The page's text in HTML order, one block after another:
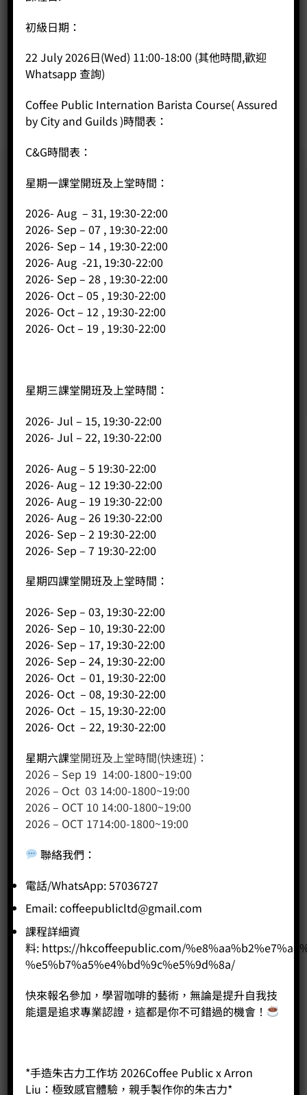
- +
BUY NOW
主頁
關於我們
導師簡介
商店（產品）
聯絡我們
網站地圖
產品分類
咖啡課程
咖啡種類
咖啡機
咖啡器具品牌
WPM咖啡系列
初級日期：
22 July 2026日(Wed) 11:00-18:00 (其他時間,歡迎
Whatsapp 查詢)
Coffee Public Internation Barista Course( Assured
by City and Guilds )時間表：
C&G時間表：
星期一課堂開班及上堂時間：
2026- Aug – 31, 19:30-22:00
2026- Sep – 07 , 19:30-22:00
2026- Sep – 14 , 19:30-22:00
2026- Aug -21, 19:30-22:00
2026- Sep – 28 , 19:30-22:00
2026- Oct – 05 , 19:30-22:00
2026- Oct – 12 , 19:30-22:00
2026- Oct – 19 , 19:30-22:00
星期三課堂開班及上堂時間：
2026- Jul – 15, 19:30-22:00
2026- Jul – 22, 19:30-22:00
2026- Aug – 5 19:30-22:00
2026- Aug – 12 19:30-22:00
2026- Aug – 19 19:30-22:00
2026- Aug – 26 19:30-22:00
2026- Sep – 2 19:30-22:00
2026- Sep – 7 19:30-22:00
星期四課堂開班及上堂時間：
2026- Sep – 03, 19:30-22:00
2026- Sep – 10, 19:30-22:00
2026- Sep – 17, 19:30-22:00
2026- Sep – 24, 19:30-22:00
2026- Oct – 01, 19:30-22:00
2026- Oct – 08, 19:30-22:00
2026- Oct – 15, 19:30-22:00
2026- Oct – 22, 19:30-22:00
星期六課堂開班及上堂時間(快速班)：
2026 – Sep 19 14:00-1800~19:00
2026 – Oct 03 14:00-1800~19:00
2026 – OCT 10 14:00-1800~19:00
2026 – OCT 1714:00-1800~19:00
聯絡我們 ：
電話/WhatsApp: 57036727
Email:coffeepublicltd@gmail.com
課程詳細資
料: https://hkcoffeepublic.com/
%e5%b7%a5%e4%bd%9c%e5%9d%8a/
快來報名參加，學習咖啡的藝術，無論是提升自我技
能還是追求專業認證，這都是你不可錯過的機會！
*手造朱古力工作坊 2026Coffee Public x Arron
Liu：極致感官體驗，親手製作你的朱古力*